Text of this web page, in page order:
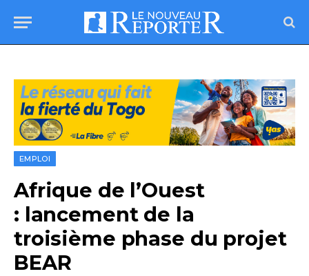
EMPLOI
Afrique de l’Ouest
: lancement de la
troisième phase du projet
BEAR